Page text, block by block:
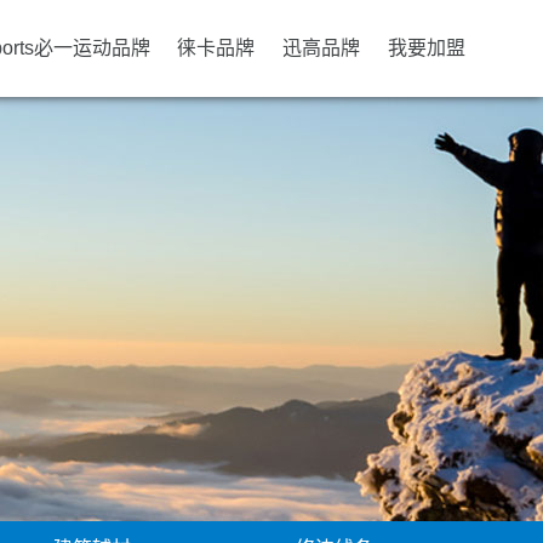
必一运动品牌 徕卡品牌 迅高品牌 我要加盟